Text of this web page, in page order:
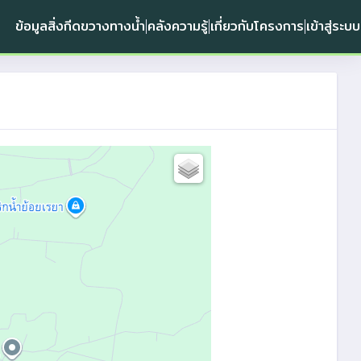
ข้อมูลสิ่งกีดขวางทางน้ำ คลังความรู้เกี่ยวกับโครงการ เข้าสู่ระบบ